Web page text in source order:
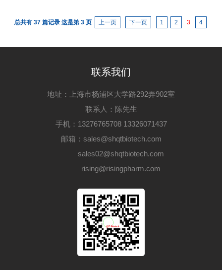
总共有 37 篇记录 这是第 3 页 上一页 下一页 1 2 3 4
联系我们
地址：上海市杨浦区大学路292弄902室
联系人：陈先生
手机：13276765708 13326071437
邮箱：sales@shqtbiotech.com
sales02@shqtbiotech.com
rising@risingpharm.com